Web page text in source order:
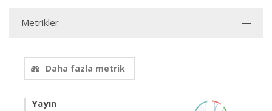
Metrikler
Daha fazla metrik
Yayın